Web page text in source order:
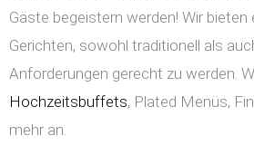
Gäste begeistern werden! Wir
Gerichten, sowohl traditionell als
Anforderungen gerecht zu werden.
Hochzeitsbuffets, Plated Menüs,
mehr an.